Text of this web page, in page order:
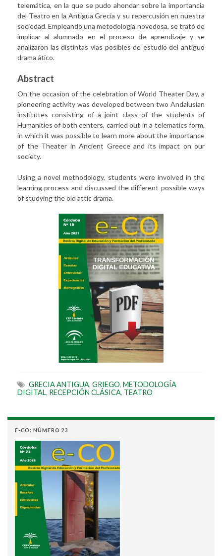
telemática, en la que se pudo ahondar sobre la importancia
del Teatro en la Antigua Grecia y su repercusión en nuestra
sociedad. Empleando una metodología novedosa, se trató de
implicar al alumnado en el proceso de aprendizaje y se
analizaron las distintas vías posibles de estudio del antiguo
drama ático.
Abstract
On the occasion of the celebration of World Theater Day, a
pioneering activity was developed between two Andalusian
institutes consisting of a joint class of the students of
Humanities of both centers, carried out in a telematics form,
in which it was possible to learn more about the importance
of the Theater in Ancient Greece and its impact on our
society.
Using a novel methodology, students were involved in the
learning process and discussed the different possible ways
of studying the old attic drama.
GRECIA ANTIGUA, GRIEGO, METODOLOGÍA
DIGITAL, RECEPCIÓN CLÁSICA, TEATRO
E-CO: NÚMERO 23